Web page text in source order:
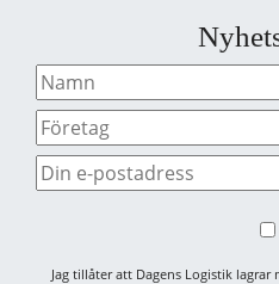
Jag tillåter att Dagens Logistik